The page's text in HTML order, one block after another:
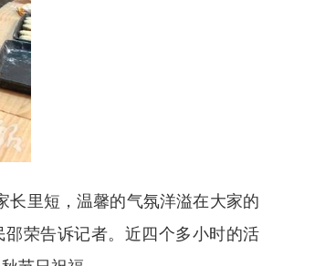
长里短，温馨的气氛洋溢在大家的
荣告诉记者。近四个多小时的活